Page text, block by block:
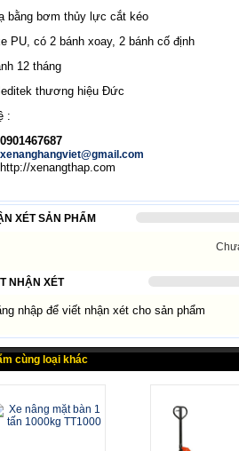
bằng bơm thủy lực cắt kéo
PU, có 2 bánh xoay, 2 bánh cố định
12 tháng
thương hiệu Đức
:
0901467687
xenanghangviet@gmail.com
http://xenangthap.com
XÉT SẢN PHẨM
NHẬN XÉT
nhập để viết nhận xét cho sản phẩm
cùng loại khác